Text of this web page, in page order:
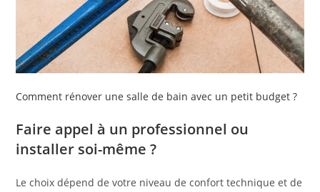
Comment rénover une salle de bain avec un petit budget ?
Faire appel à un professionnel ou
installer soi-même ?
Le choix dépend de votre niveau de confort technique et de